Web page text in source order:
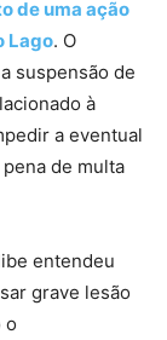
de uma ação
Lago. O
suspensão de
à
a eventual
de multa
entendeu
grave lesão
o